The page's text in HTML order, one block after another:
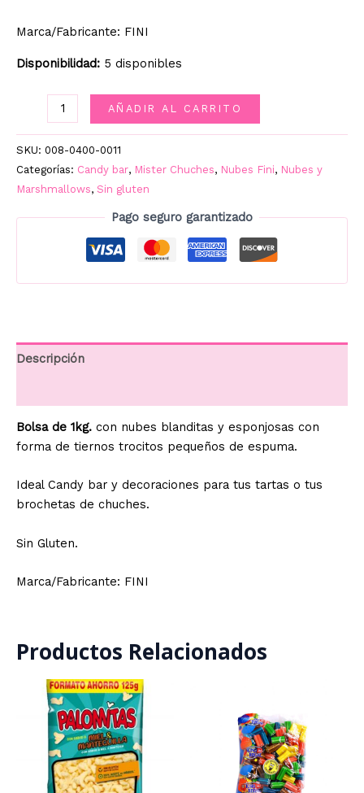
Marca/Fabricante: FINI
Disponibilidad: 5 disponibles
FINITRONC
TOPPINGS
cantidad
AÑADIR AL CARRITO
SKU: 008-0400-0011
Categorías: Candy bar, Mister Chuches, Nubes Fini, Nubes y
Marshmallows, Sin gluten
Pago seguro garantizado
Descripción
Bolsa de 1kg. con nubes blanditas y esponjosas con
forma de tiernos trocitos pequeños de espuma.
Ideal Candy bar y decoraciones para tus tartas o tus
brochetas de chuches.
Sin Gluten.
Marca/Fabricante: FINI
Productos Relacionados